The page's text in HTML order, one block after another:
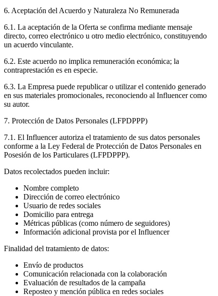
6. Aceptación del Acuerdo y Naturaleza No Remunerada
6.1. La aceptación de la Oferta se confirma mediante mensaje
directo, correo electrónico u otro medio electrónico, constituyendo
un acuerdo vinculante.
6.2. Este acuerdo no implica remuneración económica; la
contraprestación es en especie.
6.3. La Empresa puede republicar o utilizar el contenido generado
en sus materiales promocionales, reconociendo al Influencer como
su autor.
7. Protección de Datos Personales (LFPDPPP)
7.1. El Influencer autoriza el tratamiento de sus datos personales
conforme a la Ley Federal de Protección de Datos Personales en
Posesión de los Particulares (LFPDPPP).
Datos recolectados pueden incluir:
Nombre completo
Dirección de correo electrónico
Usuario de redes sociales
Domicilio para entrega
Métricas públicas (como número de seguidores)
Información adicional provista por el Influencer
Finalidad del tratamiento de datos:
Envío de productos
Comunicación relacionada con la colaboración
Evaluación de resultados de la campaña
Reposteo y mención pública en redes sociales